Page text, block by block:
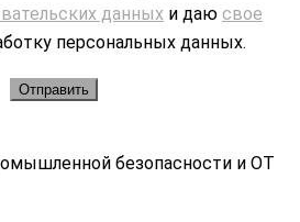
данных и даю свое
персональных данных.
безопасности и ОТ